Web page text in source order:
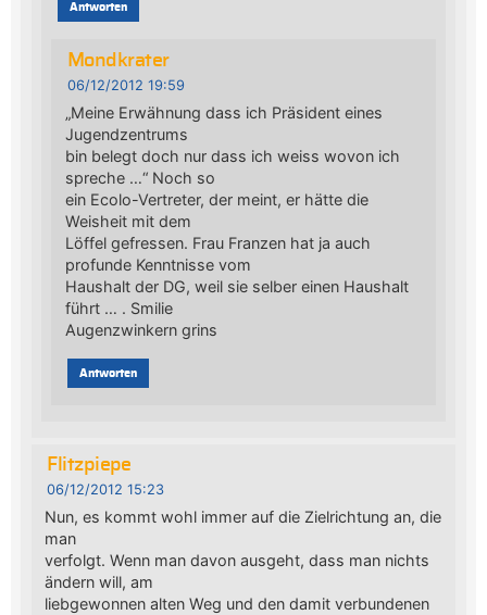
Antworten
Mondkrater
06/12/2012 19:59
„Meine Erwähnung dass ich Präsident eines
Jugendzentrums
bin belegt doch nur dass ich weiss wovon ich
spreche …“ Noch so
ein Ecolo-Vertreter, der meint, er hätte die
Weisheit mit dem
Löffel gefressen. Frau Franzen hat ja auch
profunde Kenntnisse vom
Haushalt der DG, weil sie selber einen Haushalt
führt … . Smilie
Augenzwinkern grins
Antworten
Flitzpiepe
06/12/2012 15:23
Nun, es kommt wohl immer auf die Zielrichtung an, die
man
verfolgt. Wenn man davon ausgeht, dass man nichts
ändern will, am
liebgewonnen alten Weg und den damit verbundenen